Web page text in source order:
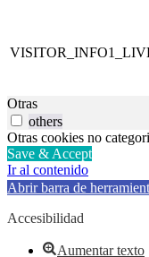
Otras
others
Otras cookies no
Save & Accept
Ir al contenido
Abrir barra de
Accesibilidad
Aumentar texto